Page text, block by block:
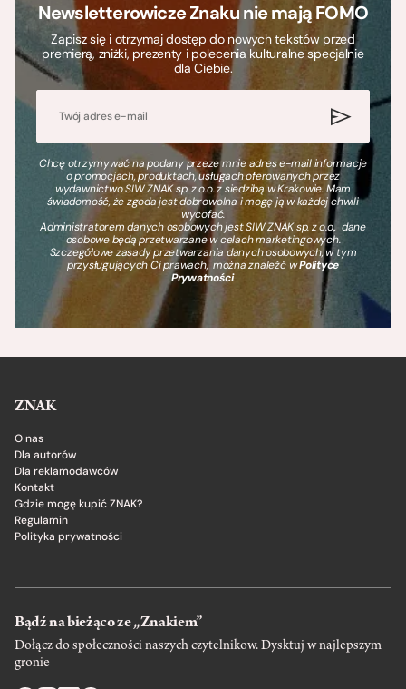
Newsletterowicze Znaku nie mają FOMO
Zapisz się i otrzymaj dostęp do nowych tekstów przed
premierą, zniżki, prezenty i polecenia kulturalne specjalnie
dla Ciebie.
Chcę otrzymywać na podany przeze mnie adres e-mail informacje
o promocjach, produktach, usługach oferowanych przez
wydawnictwo SIW ZNAK sp. z o.o. z siedzibą w Krakowie. Mam
świadomość, że zgoda jest dobrowolna i mogę ją w każdej chwili
wycofać.
Administratorem danych osobowych jest SIW ZNAK sp. z o.o., dane
osobowe będą przetwarzane w celach marketingowych.
Szczegółowe zasady przetwarzania danych osobowych, w tym
przysługujących Ci prawach, można znaleźć wPolityce
Prywatności.
ZNAK
O nas
Dla autorów
Dla reklamodawców
Kontakt
Gdzie mogę kupić ZNAK?
Regulamin
Polityka prywatności
Bądź na bieżąco ze „Znakiem”
Dołącz do społeczności naszych czytelnikow. Dysktuj w najlepszym
gronie